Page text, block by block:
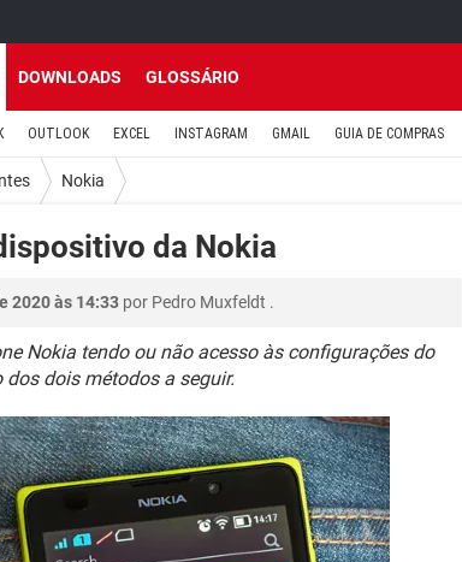
DOWNLOADS GLOSSÁRIO
OUTLOOK EXCEL INSTAGRAM GMAIL GUIA DE COMPRAS
Nokia
da Nokia
2020 às 14:33 por Pedro Muxfeldt .
Nokia tendo ou não acesso às configurações do
dois métodos a seguir.